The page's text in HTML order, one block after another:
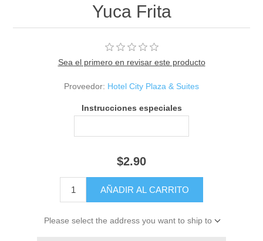
Yuca Frita
Sea el primero en revisar este producto
Proveedor: Hotel City Plaza & Suites
Instrucciones especiales
$2.90
Please select the address you want to ship to